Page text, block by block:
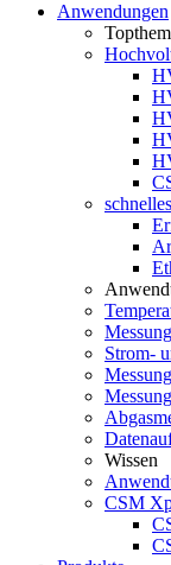
Anwendungen
Strom-
Wissen
CSM